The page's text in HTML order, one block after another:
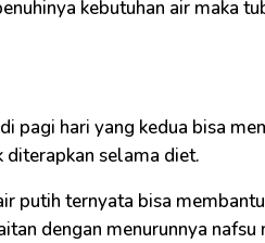
kebutuhan air maka
pagi hari yang kedua bisa
diterapkan selama diet.
putih ternyata bisa
dengan menurunnya